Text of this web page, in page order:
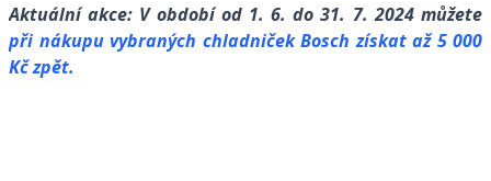
Aktuální akce: V období od 1. 6. do 31. 7. 2024 můžete
při nákupu vybraných chladniček Bosch získat až 5 000
Kč zpět.